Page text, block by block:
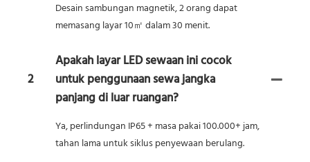
Desain sambungan magnetik, 2 orang dapat
memasang layar 10㎡ dalam 30 menit.
2
Apakah layar LED sewaan ini cocok
untuk penggunaan sewa jangka
panjang di luar ruangan?
Ya, perlindungan IP65 + masa pakai 100.000+ jam,
tahan lama untuk siklus penyewaan berulang.